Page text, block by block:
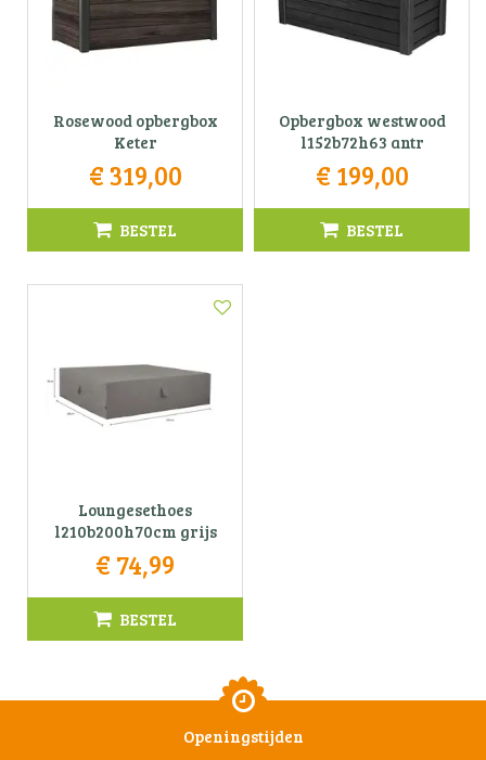
Rosewood opbergbox
Keter
€319,00
BESTEL
Opbergbox westwood
l152b72h63 antr
€ 199,00
BESTEL
Loungesethoes
l210b200h70cm grijs
€ 74,99
BESTEL
Openingstijden